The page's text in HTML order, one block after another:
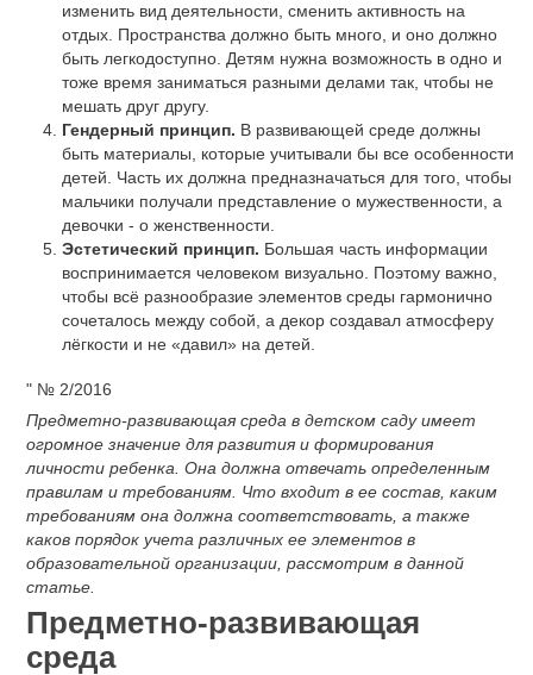
изменить вид деятельности, сменить активность на
отдых. Пространства должно быть много, и оно должно
быть легкодоступно. Детям нужна возможность в одно и
тоже время заниматься разными делами так, чтобы не
мешать друг другу.
Гендерный принцип. В развивающей среде должны
быть материалы, которые учитывали бы все особенности
детей. Часть их должна предназначаться для того, чтобы
мальчики получали представление о мужественности, а
девочки - о женственности.
Эстетический принцип. Большая часть информации
воспринимается человеком визуально. Поэтому важно,
чтобы всё разнообразие элементов среды гармонично
сочеталось между собой, а декор создавал атмосферу
лёгкости и не «давил» на детей.
" № 2/2016
Предметно-развивающая среда в детском саду имеет
огромное значение для развития и формирования
личности ребенка. Она должна отвечать определенным
правилам и требованиям. Что входит в ее состав, каким
требованиям она должна соответствовать, а также
каков порядок учета различных ее элементов в
образовательной организации, рассмотрим в данной
статье.
Предметно-развивающая
среда